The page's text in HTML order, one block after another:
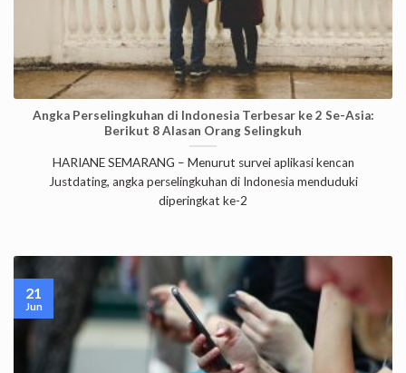
Angka Perselingkuhan di Indonesia Terbesar ke 2 Se-Asia:
Berikut 8 Alasan Orang Selingkuh
HARIANE SEMARANG – Menurut survei aplikasi kencan
Justdating, angka perselingkuhan di Indonesia menduduki
diperingkat ke-2
21
Jun